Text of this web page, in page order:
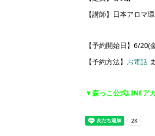
【講師】日本アロマ
【予約開始日】6/20(
【予約方法】 お電話
▼森っこ公式LINEア